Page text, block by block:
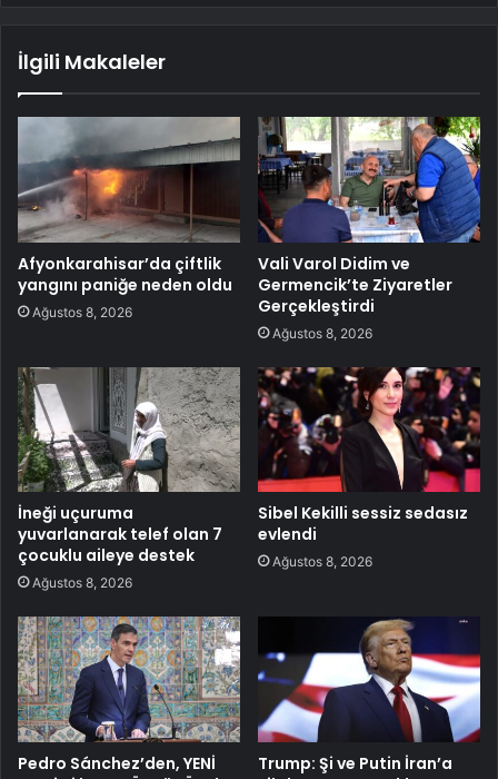
İlgili Makaleler
Afyonkarahisar’da çiftlik
yangını paniğe neden oldu
Ağustos 8, 2026
Vali Varol Didim ve
Germencik’te Ziyaretler
Gerçekleştirdi
Ağustos 8, 2026
İneği uçuruma
yuvarlanarak telef olan 7
çocuklu aileye destek
Ağustos 8, 2026
Sibel Kekilli sessiz sedasız
evlendi
Ağustos 8, 2026
Pedro Sánchez’den, YENİ
Trump: Şi ve Putin İran’a